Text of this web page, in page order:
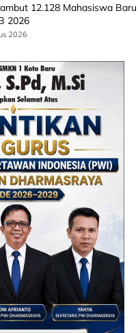
12.128 Mahasiswa
2026
2026